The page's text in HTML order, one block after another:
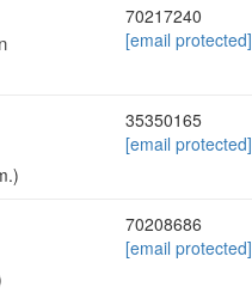
70217240
[email protected]
35350165
[email protected]
70208686
[email protected]